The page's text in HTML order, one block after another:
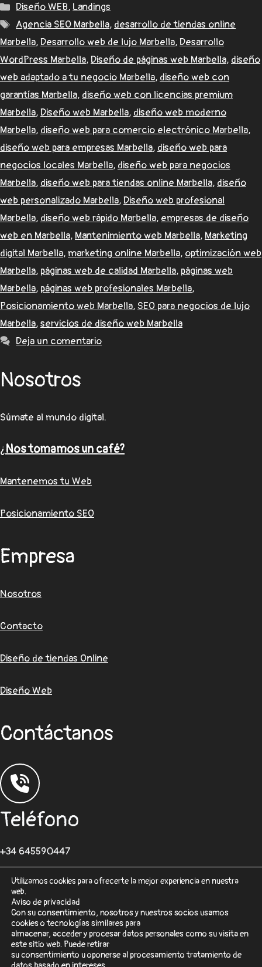
Diseño WEB, Landings
Agencia SEO Marbella, desarrollo de tiendas online
Marbella,Desarrollo web de lujo Marbella,Desarrollo
WordPress Marbella,Diseño de páginas web Marbella, diseño
web adaptado a tu negocio Marbella, diseño web con
garantías Marbella, diseño web con licencias premium
Marbella,Diseño web Marbella, diseño web moderno
Marbella, diseño web para comercio electrónico Marbella,
diseño web para empresas Marbella, diseño web para
negocios locales Marbella, diseño web para negocios
Marbella, diseño web para tiendas online Marbella, diseño
web personalizado Marbella,Diseño web profesional
Marbella, diseño web rápido Marbella, empresas de diseño
web en Marbella, Mantenimiento web Marbella, Marketing
digital Marbella, marketing online Marbella, optimización web
Marbella, páginas web de calidad Marbella, páginas web
Marbella, páginas web profesionales Marbella,
Posicionamiento web Marbella, SEO para negocios de lujo
Marbella,servicios de diseño web Marbella
Deja un comentario
Nosotros
Súmate al mundo digital.
¿Nos tomamos un café?
Mantenemos tu Web
Posicionamiento SEO
Empresa
Nosotros
Contacto
Diseño de tiendas Online
Diseño Web
Contáctanos
Teléfono
+34 645590447
Correo
desarrolloweb@sisformaticos.com
Utilizamos cookies para ofrecerte la mejor experiencia en nuestra
web.
Aviso de privacidad
Con su consentimiento, nosotros y nuestros socios usamos
cookies o tecnologías similares para
almacenar, acceder y procesar datos personales como su visita en
este sitio web. Puede retirar
su consentimiento u oponerse al procesamiento tratamiento de